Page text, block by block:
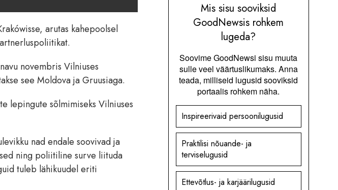
arutas kahepoolsel
novembris Vilniuses
see Moldova ja Gruusiaga.
lepingute sõlmimiseks Vilniuses
nad endale soovivad ja
ning poliitiline surve liituda
tuleb lähikuudel eriti
Mis sisu sooviksid
GoodNewsis rohkem
lugeda?
Soovime GoodNewsi sisu muuta
sulle veel väärtuslikumaks. Anna
teada, milliseid lugusid sooviksid
portaalis rohkem näha.
Inspireerivaid persoonilugusid
Praktilisi nõuande- ja
terviselugusid
Ettevõtlus- ja karjäärilugusid